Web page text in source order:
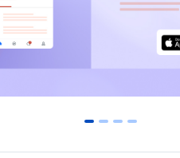
0 1 2 3